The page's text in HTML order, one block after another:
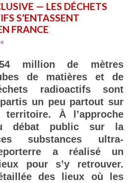
— LES DÉCHETS
S’ENTASSENT
FRANCE
million de mètres
de matières et de
radioactifs sont
un peu partout sur
territoire. À l’approche
débat public sur la
substances ultra-
a réalisé un
pour s’y retrouver.
des lieux où les